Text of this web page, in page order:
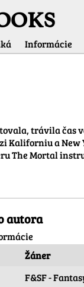
Informácie
trávila čas
Kaliforniu a
The Mortal
autora
Žáner
F&SF -